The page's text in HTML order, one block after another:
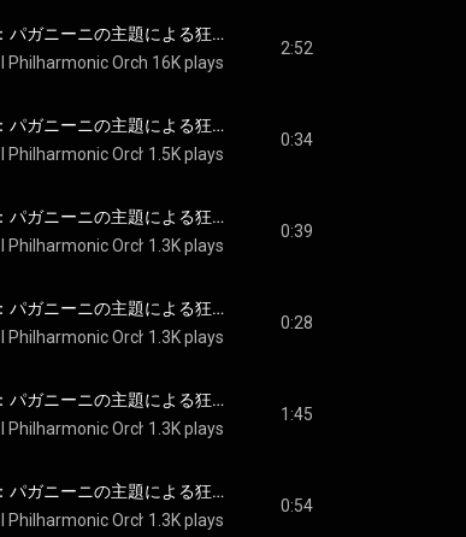
Rachmaninoff: ラフマニノフ：パガニーニの主題による狂詩曲 作品43: 第18変奏: Andante cantabile - Rachmaninoff: Rhapsody on a Theme of Paganini, Op. 43: Var. 18. Andante cantabile "The 18th Variation"
Philharmonic Orchestra, Vasily Petrenko
16K plays
2:52
Rachmaninoff: ラフマニノフ：パガニーニの主題による狂詩曲 作品43: 第19変奏: A tempo vivace - Rachmaninoff: Rhapsody on a Theme of Paganini, Op. 43: Var. 19. A tempo vivace
Philharmonic Orchestra, Vasily Petrenko
1.5K plays
0:34
Rachmaninoff: ラフマニノフ：パガニーニの主題による狂詩曲 作品43: 第20変奏: Un poco piu vivo - Rachmaninoff: Rhapsody on a Theme of Paganini, Op. 43: Var. 20. Un poco più vivo
Philharmonic Orchestra, Vasily Petrenko
1.3K plays
0:39
Rachmaninoff: ラフマニノフ：パガニーニの主題による狂詩曲 作品43: 第21変奏: Un poco piu vivo - Rachmaninoff: Rhapsody on a Theme of Paganini, Op. 43: Var. 21. Un poco più vivo
Philharmonic Orchestra, Vasily Petrenko
1.3K plays
0:28
Rachmaninoff: ラフマニノフ：パガニーニの主題による狂詩曲 作品43: 第22変奏: Un poco piu vivo (Alla breve) - Rachmaninoff: Rhapsody on a Theme of Paganini, Op. 43: Var. 22. Un poco più vivo (alla breve)
Philharmonic Orchestra, Vasily Petrenko
1.3K plays
1:45
Rachmaninoff: ラフマニノフ：パガニーニの主題による狂詩曲 作品43: 第23変奏: L'istesso tempo - Rachmaninoff: Rhapsody on a Theme of Paganini, Op. 43: Var. 23. L'istesso tempo
Philharmonic Orchestra, Vasily Petrenko
1.3K plays
0:54